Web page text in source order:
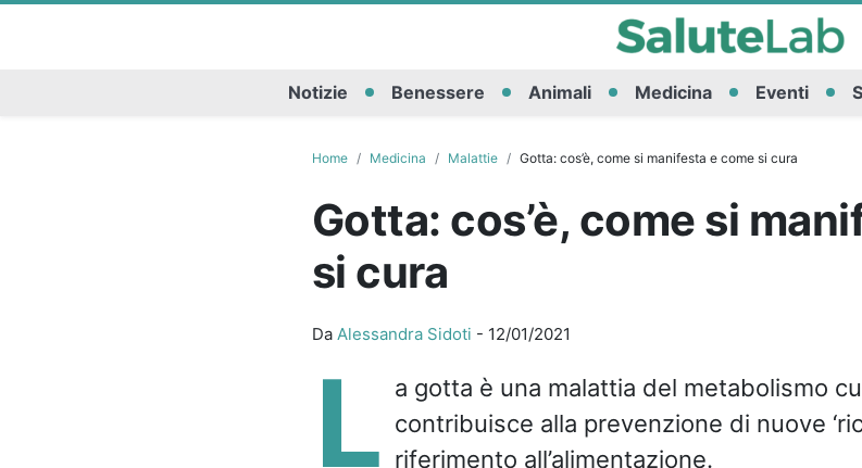
Notizie Benessere Animali Medicina Eventi
Home Medicina Malattie Gotta: cos’è, come si manifesta e come si cura
Gotta: cos’è, come si
si cura
Da Alessandra Sidoti - 12/01/2021
L a gotta è una malattia del metabolismo
contribuisce alla prevenzione di nuove
riferimento all’alimentazione.